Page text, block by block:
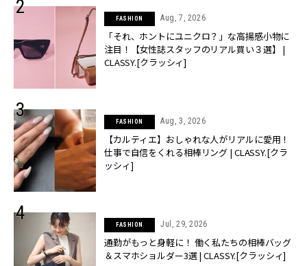
FASHION Aug, 7, 2026
「それ、ホントにユニクロ？」な高揚感小物に
注目！【女性誌スタッフのリアル買い３選】 |
CLASSY.[クラッシィ]
FASHION Aug, 3, 2026
【カルティエ】おしゃれな人がリアルに愛用！
仕事で自信をくれる相棒リング | CLASSY.[クラ
ッシィ]
FASHION Jul, 29, 2026
通勤がもっと身軽に！ 働く私たちの相棒バッグ
＆スマホショルダー3選 | CLASSY.[クラッシィ]